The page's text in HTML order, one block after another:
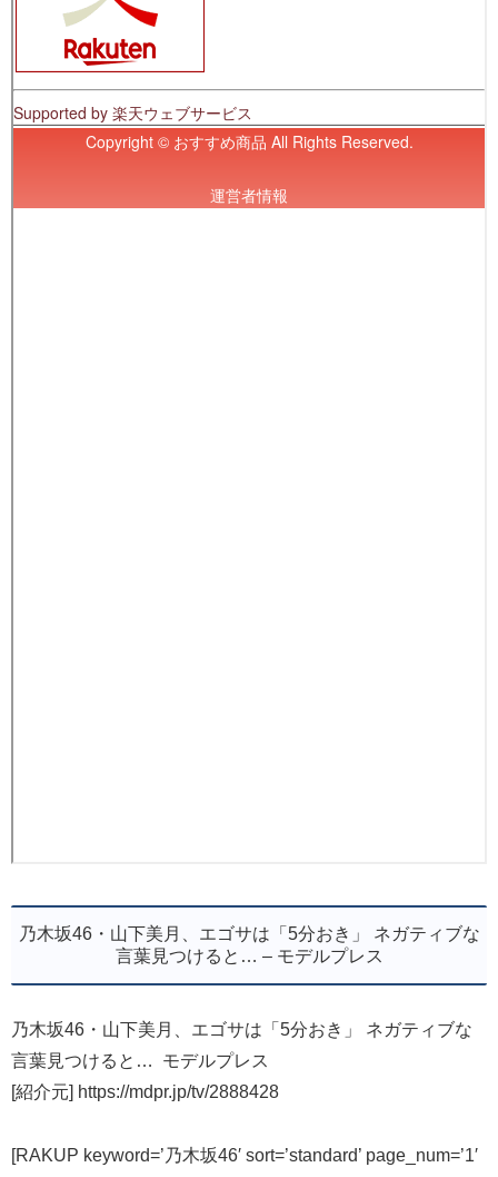
乃木坂46・山下美月、エゴサは「5分おき」 ネガティブな
言葉見つけると… – モデルプレス
乃木坂46・山下美月、エゴサは「5分おき」 ネガティブな
言葉見つけると… モデルプレス
[紹介元] https://mdpr.jp/tv/2888428
[RAKUP keyword=’乃木坂46′ sort=’standard’ page_num=’1′